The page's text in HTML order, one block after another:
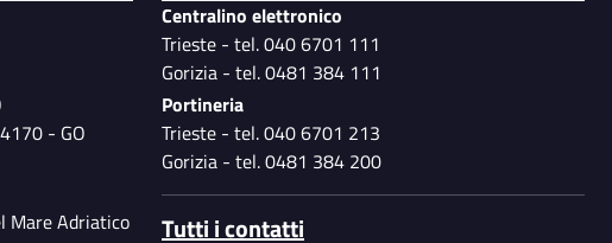
- GO
Mare Adriatico
Centralino elettronico
Trieste - tel. 040 6701 111
Gorizia - tel. 0481 384 111
Portineria
Trieste - tel. 040 6701 213
Gorizia - tel. 0481 384 200
Tutti i contatti